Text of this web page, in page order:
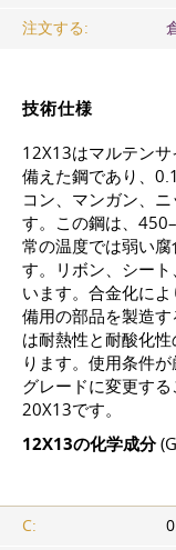
注文する:
技術仕様
12X13はマルテン
備えた鋼であり、
コン、マンガン、
す。この鋼は、
常の温度では弱い
す。リボン、シー
います。合金化に
備用の部品を製造
は耐熱性と耐酸化
ります。使用条件
グレードに変更す
20X13です。
12X13の化学成分
C: